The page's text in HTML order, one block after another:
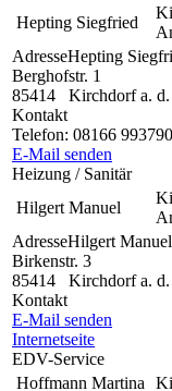
Hepting Siegfried
AdresseHepting
Berghofstr. 1
85414
Kirchdorf a.
Kontakt
Telefon: 08166 993790
E-Mail senden
Heizung / Sanitär
Hilgert Manuel
AdresseHilgert Manuel
Birkenstr. 3
85414
Kirchdorf a.
Kontakt
E-Mail senden
Internetseite
EDV-Service
Hoffmann Martina